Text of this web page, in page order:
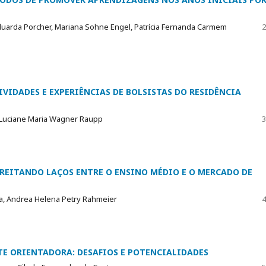
Porcher, Mariana Sohne Engel, Patrícia Fernanda Carmem
E EXPERIÊNCIAS DE BOLSISTAS DO RESIDÊNCIA
Maria Wagner Raupp
LAÇOS ENTRE O ENSINO MÉDIO E O MERCADO DE
Andrea Helena Petry Rahmeier
ORIENTADORA: DESAFIOS E POTENCIALIDADES